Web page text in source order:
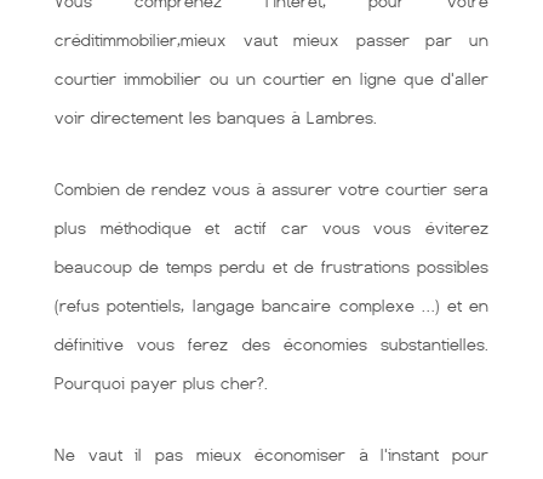
créditimmobilier,mieux vaut mieux passer par un
courtier immobilier ou un courtier en ligne que d'aller
voir directement les banques à Lambres.
Combien de rendez vous à assurer votre courtier sera
plus méthodique et actif car vous vous éviterez
beaucoup de temps perdu et de frustrations possibles
(refus potentiels, langage bancaire complexe …) et en
définitive vous ferez des économies substantielles.
Pourquoi payer plus cher?.
Ne vaut il pas mieux économiser à l'instant pour